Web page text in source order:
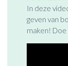
In deze
geven van
maken!